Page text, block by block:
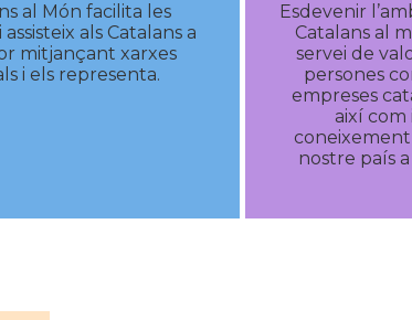
al Món facilita les
als Catalans a
mitjançant xarxes
i els representa.
Esdevenir
Catalans al
servei de
persones
empreses
així com
coneixement
nostre país